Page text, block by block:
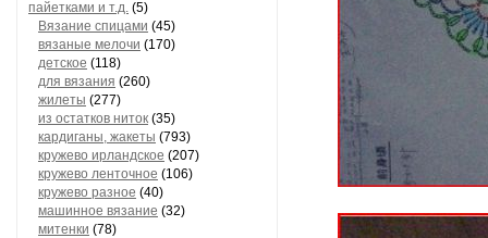
пайетками и т.д. (5)
Вязание спицами (45)
вязаные мелочи (170)
детское (118)
для вязания (260)
жилеты (277)
из остатков ниток (35)
кардиганы, жакеты (793)
кружево ирландское (207)
кружево ленточное (106)
кружево разное (40)
машинное вязание (32)
митенки (78)